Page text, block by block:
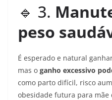
🔹 3.
peso
É esperado e natural
mas o ganho excessivo
como parto difícil, risco
obesidade futura para mãe